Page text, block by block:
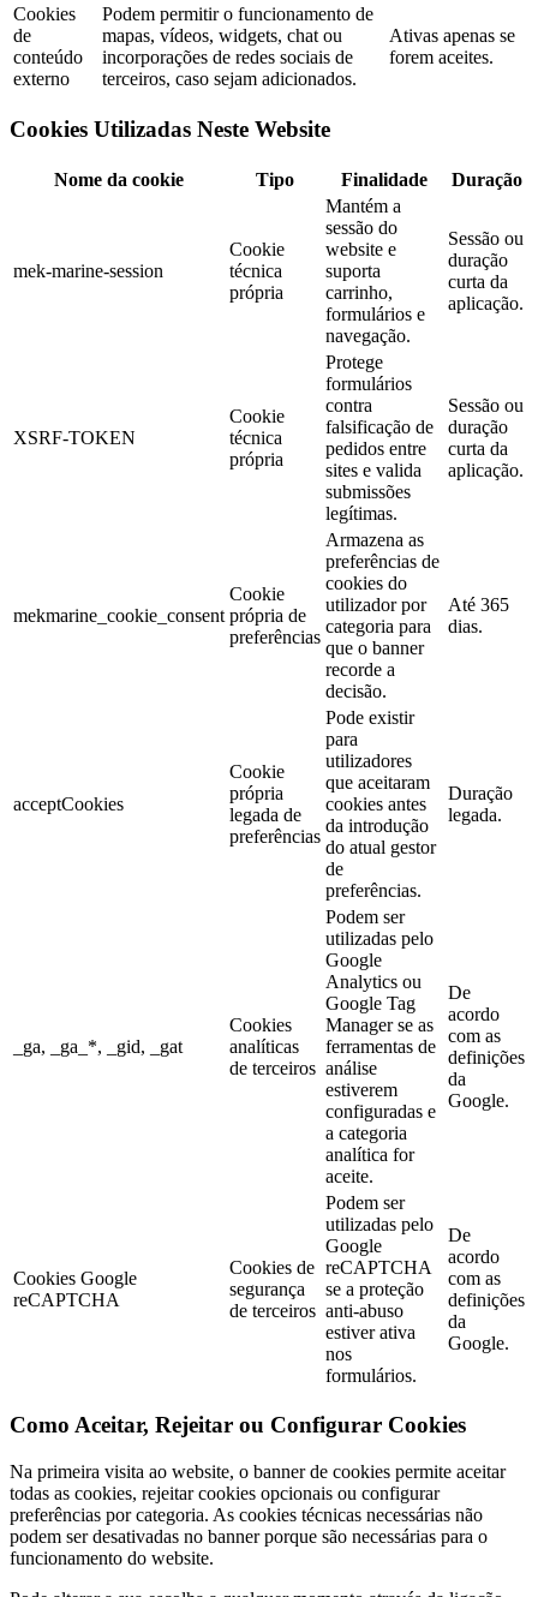
Cookies
de
conteúdo
externo
Podem permitir o funcionamento de
mapas, vídeos, widgets, chat ou
incorporações de redes sociais de
terceiros, caso sejam adicionados.
Ativas apenas se
forem aceites.
Cookies Utilizadas Neste Website
Nome da cookie Tipo Finalidade Duração
mek-marine-session
Cookie
técnica
própria
Mantém a
sessão do
website e
suporta
carrinho,
formulários e
navegação.
Sessão ou
duração
curta da
aplicação.
XSRF-TOKEN
Cookie
técnica
própria
Protege
formulários
contra
falsificação de
pedidos entre
sites e valida
submissões
legítimas.
Sessão ou
duração
curta da
aplicação.
mekmarine_cookie_consent
Cookie
própria de
preferências
Armazena as
preferências de
cookies do
utilizador por
categoria para
que o banner
recorde a
decisão.
Até 365
dias.
acceptCookies
Cookie
própria
legada de
preferências
Pode existir
para
utilizadores
que aceitaram
cookies antes
da introdução
do atual gestor
de
preferências.
Duração
legada.
_ga, _ga_*, _gid, _gat
Cookies
analíticas
de terceiros
Podem ser
utilizadas pelo
Google
Analytics ou
Google Tag
Manager se as
ferramentas de
análise
estiverem
configuradas e
a categoria
analítica for
aceite.
De
acordo
com as
definições
da
Google.
Cookies Google
reCAPTCHA
Cookies de
segurança
de terceiros
Podem ser
utilizadas pelo
Google
reCAPTCHA
se a proteção
anti-abuso
estiver ativa
nos
formulários.
De
acordo
com as
definições
da
Google.
Como Aceitar, Rejeitar ou Configurar Cookies
Na primeira visita ao website, o banner de cookies permite aceitar
todas as cookies, rejeitar cookies opcionais ou configurar
preferências por categoria. As cookies técnicas necessárias não
podem ser desativadas no banner porque são necessárias para o
funcionamento do website.